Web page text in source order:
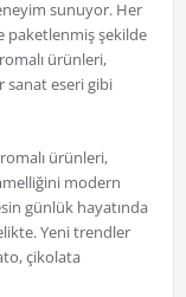
sunuyor. Her
paketlenmiş şekilde
ürünleri,
sanat eseri gibi
ürünleri,
modern
günlük hayatında
Yeni trendler
çikolata